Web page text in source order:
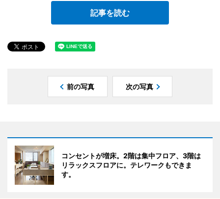
記事を読む
前の写真 次の写真
コンセントが増床。2階は集中フロア、3階は
リラックスフロアに。テレワークもできま
す。